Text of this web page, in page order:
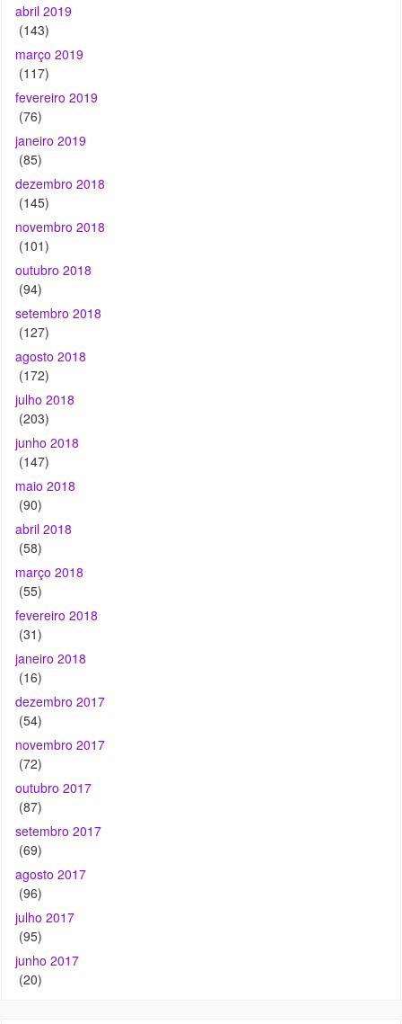
abril 2019
(143)
março 2019
(117)
fevereiro 2019
(76)
janeiro 2019
(85)
dezembro 2018
(145)
novembro 2018
(101)
outubro 2018
(94)
setembro 2018
(127)
agosto 2018
(172)
julho 2018
(203)
junho 2018
(147)
maio 2018
(90)
abril 2018
(58)
março 2018
(55)
fevereiro 2018
(31)
janeiro 2018
(16)
dezembro 2017
(54)
novembro 2017
(72)
outubro 2017
(87)
setembro 2017
(69)
agosto 2017
(96)
julho 2017
(95)
junho 2017
(20)